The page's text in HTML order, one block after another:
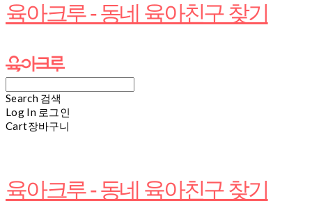
육아크루 - 동네 육아친구 찾기
Search 검색
Log In 로그인
Cart장바구니
육아크루 - 동네 육아친구 찾기